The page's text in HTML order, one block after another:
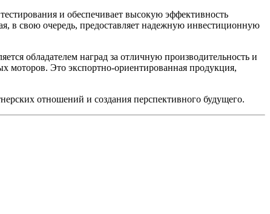
и обеспечивает высокую эффективность
в свою очередь, предоставляет надежную инвестиционную
обладателем наград за отличную производительность и
моторов. Это экспортно-ориентированная продукция,
отношений и создания перспективного будущего.